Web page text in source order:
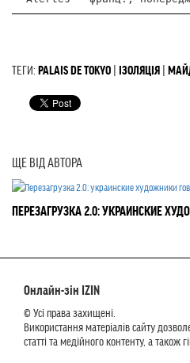
ТЕГИ: PALAIS DE TOKYO ІЗОЛЯЦІЯ
ЩЕ ВІД АВТОРА
ПЕРЕЗАГРУЗКА 2.0: УКРАИНСКИЕ
Онлайн-зін IZIN
© Усі права захищені.
Використання матеріалів сайту
статті та медійного контенту, а також